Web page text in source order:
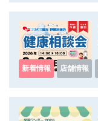
新着情報
店舗情報